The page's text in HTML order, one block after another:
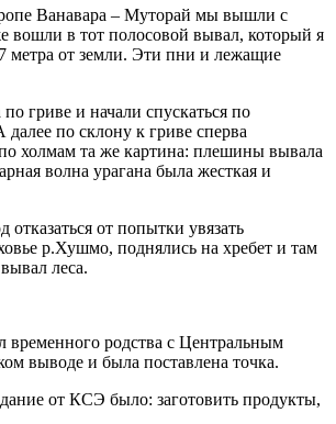
Ванавара – Муторай мы вышли с
вошли в тот полосовой вывал, который я
метра от земли. Эти пни и лежащие
гриве и начали спускаться по
по склону к гриве сперва
холмам та же картина: плешины вывала
волна урагана была жесткая и
от попытки увязать
р.Хушмо, поднялись на хребет и там
леса.
родства с Центральным
выводе и была поставлена точка.
от КСЭ было: заготовить продукты,